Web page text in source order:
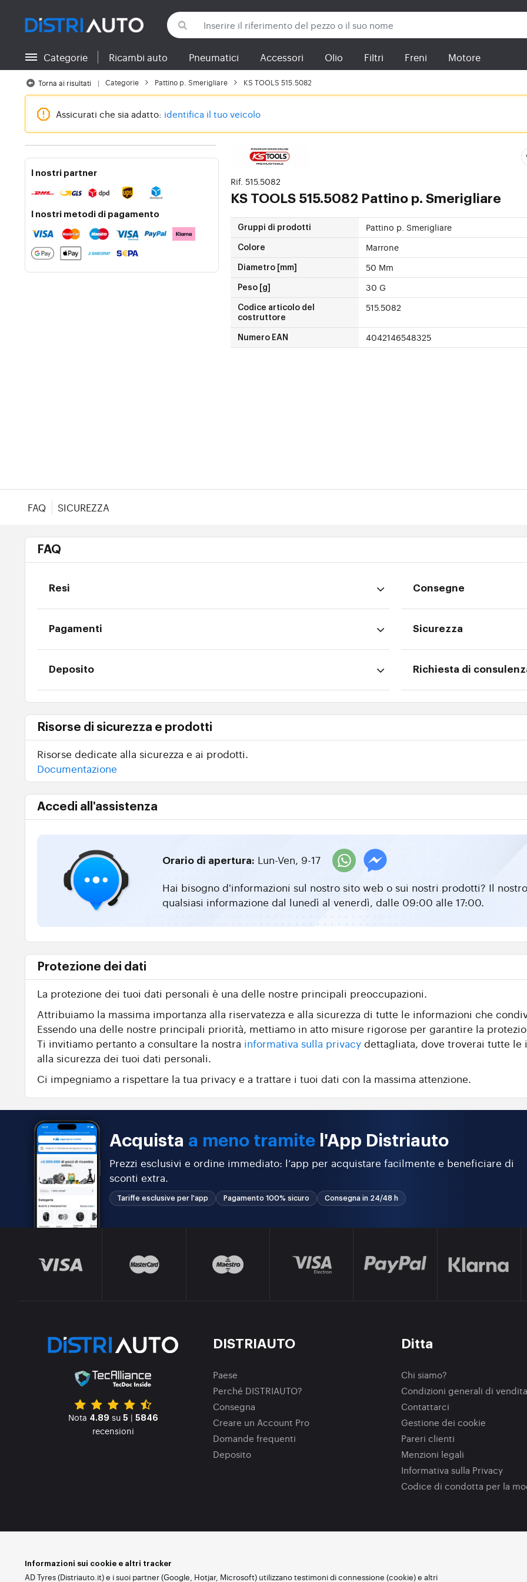
Torna alle categorie
Categorie Ricambi auto Pneumatici Accessori Olio Filtri Freni Motore
Torna ai risultati Categorie Pattino p. Smerigliare KS TOOLS 515.5082
Assicurati che sia adatto: identifica il tuo veicolo
I nostri partner
I nostri metodi di pagamento
Rif. 515.5082
KS TOOLS 515.5082 Pattino p. Smerigliare
Gruppi di prodotti Pattino p. Smerigliare
Colore Marrone
Diametro [mm] 50 Mm
Peso [g] 30 G
Codice articolo del
costruttore
515.5082
Numero EAN 4042146548325
FAQ SICUREZZA
FAQ
Resi
Pagamenti
Deposito
Consegne
Sicurezza
Richiesta di
Risorse di sicurezza e prodotti
Risorse dedicate alla sicurezza e ai prodotti.
Documentazione
Accedi all'assistenza
Orario di apertura: Lun-Ven, 9-17
Hai bisogno d'informazioni sul nostro sito web o sui nostri prodotti? Il
qualsiasi informazione dal lunedì al venerdì, dalle 09:00 alle 17:00.
Protezione dei dati
La protezione dei tuoi dati personali è una delle nostre principali preoccupazioni.
Attribuiamo la massima importanza alla riservatezza e alla sicurezza di tutte le informazioni che
Essendo una delle nostre principali priorità, mettiamo in atto misure rigorose per garantire la
Ti invitiamo pertanto a consultare la nostra informativa sulla privacy dettagliata, dove troverai tutte le
alla sicurezza dei tuoi dati personali.
Ci impegniamo a rispettare la tua privacy e a trattare i tuoi dati con la massima attenzione.
Acquista a meno tramite l'App Distriauto
Prezzi esclusivi e ordine immediato: l’app per acquistare facilmente e beneficiare di
sconti extra.
Tariffe esclusive per l'app Pagamento 100% sicuro Consegna in 24/48 h
Nota 4.89 su 5 | 5846
recensioni
DISTRIAUTO
Paese
Perché DISTRIAUTO?
Consegna
Creare un Account Pro
Domande frequenti
Deposito
Ditta
Chi siamo?
Condizioni generali di vendita
Contattarci
Gestione dei cookie
Pareri clienti
Menzioni legali
Informativa sulla Privacy
Codice di condotta per la
Informazioni sui cookie e altri tracker
AD Tyres (Distriauto.it) e i suoi partner (Google, Hotjar, Microsoft) utilizzano testimoni di connessione (cookie) e altri